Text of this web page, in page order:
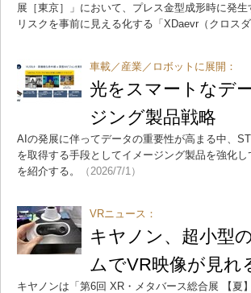
展［東京］」において、プレス金型成形時に発
リスクを事前に見える化する「XDaevr（クロス
車載／産業／ロボットに展開：
光をスマートなデ
ジング製品戦略
AIの発展に伴ってデータの重要性が高まる中、
を取得する手段としてイメージング製品を強化
を紹介する。
（2026/7/1）
VRニュース：
キヤノン、超小型
ムでVR映像が見れ
キヤノンは「第6回 XR・メタバース総合展 【夏